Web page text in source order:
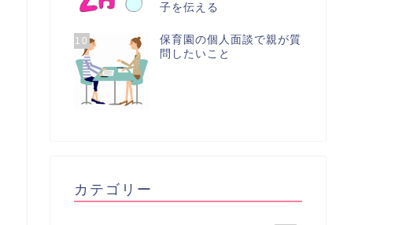
子を伝える
10
保育園の個人面談で親が質
問したいこと
カテゴリー